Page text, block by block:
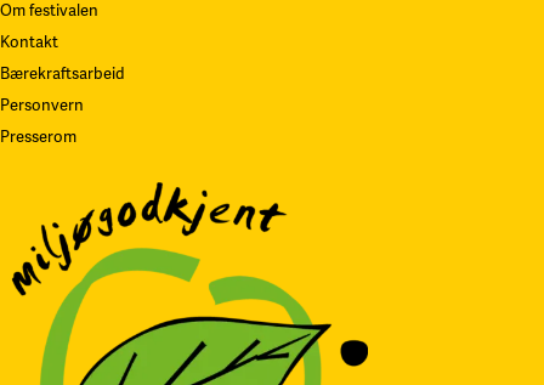
Om festivalen
Kontakt
Bærekraftsarbeid
Personvern
Presserom